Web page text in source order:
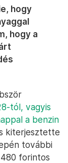
hogy
hogy a
tól, vagyis
a benzin
kiterjesztette
további
forintos